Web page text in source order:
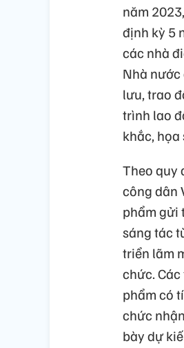
năm
định kỳ 5
các nhà
Nhà nước
lưu, trao
trình lao
khắc, họa
Theo quy
công dân
phẩm gửi
sáng tác
triển lãm
chức.
phẩm có
chức
bày dự